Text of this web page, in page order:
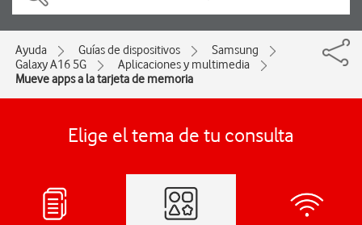
Ayuda Guías de dispositivos
Samsung
Galaxy A16 5G
Aplicaciones y multimedia
Mueve apps a la tarjeta de memoria
Elige el tema de tu consulta